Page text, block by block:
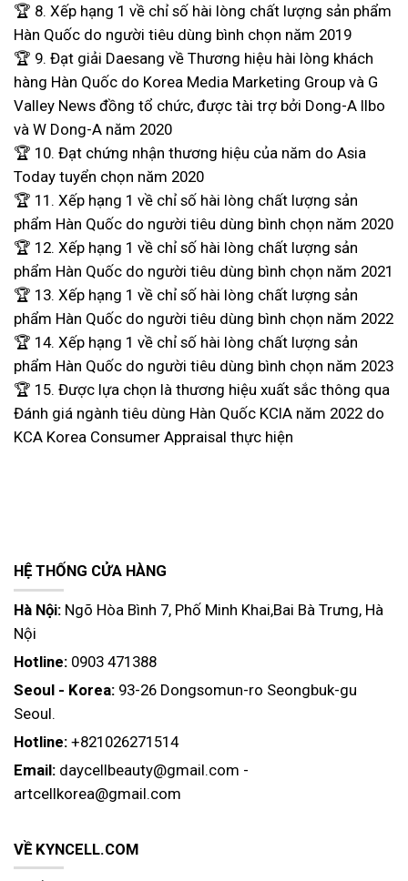
🏆 8. Xếp hạng 1 về chỉ số hài lòng chất lượng sản phẩm
Hàn Quốc do người tiêu dùng bình chọn năm 2019
🏆 9. Đạt giải Daesang về Thương hiệu hài lòng khách
hàng Hàn Quốc do Korea Media Marketing Group và G
Valley News đồng tổ chức, được tài trợ bởi Dong-A Ilbo
và W Dong-A năm 2020
🏆 10. Đạt chứng nhận thương hiệu của năm do Asia
Today tuyển chọn năm 2020
🏆 11. Xếp hạng 1 về chỉ số hài lòng chất lượng sản
phẩm Hàn Quốc do người tiêu dùng bình chọn năm 2020
🏆 12. Xếp hạng 1 về chỉ số hài lòng chất lượng sản
phẩm Hàn Quốc do người tiêu dùng bình chọn năm 2021
🏆 13. Xếp hạng 1 về chỉ số hài lòng chất lượng sản
phẩm Hàn Quốc do người tiêu dùng bình chọn năm 2022
🏆 14. Xếp hạng 1 về chỉ số hài lòng chất lượng sản
phẩm Hàn Quốc do người tiêu dùng bình chọn năm 2023
🏆 15. Được lựa chọn là thương hiệu xuất sắc thông qua
Đánh giá ngành tiêu dùng Hàn Quốc KCIA năm 2022 do
KCA Korea Consumer Appraisal thực hiện
HỆ THỐNG CỬA HÀNG
Hà Nội: Ngõ Hòa Bình 7, Phố Minh Khai,Bai Bà Trưng, Hà
Nội
Hotline: 0903 471388
Seoul - Korea: 93-26 Dongsomun-ro Seongbuk-gu
Seoul.
Hotline: +821026271514
Email: daycellbeauty@gmail.com -
artcellkorea@gmail.com
VỀ KYNCELL.COM